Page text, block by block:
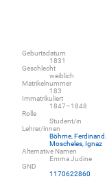
Geburtsdatum
1831
Geschlecht
weiblich
Matrikelnummer
183
Immatrikuliert
1847–1848
Rolle
Student/in
Lehrer/innen
Böhme, Ferdinand
Moscheles, Ignaz
Alternative Namen
Emma Judine
GND
1170622860